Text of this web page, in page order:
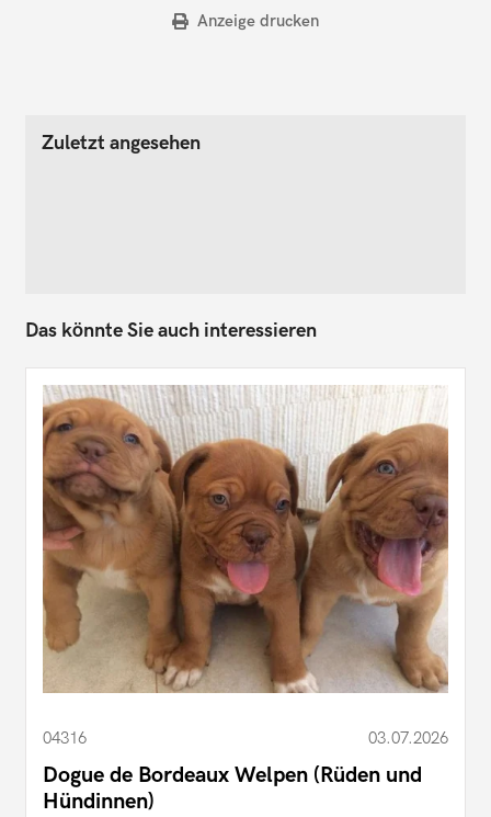
Anzeige drucken
Zuletzt angesehen
Das könnte Sie auch interessieren
04316 03.07.2026
Dogue de Bordeaux Welpen (Rüden und
Hündinnen)